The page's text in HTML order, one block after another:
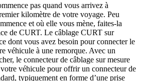
pas quand vous arrivez à
kilomètre de votre voyage. Peu
et où elle vous mène, faites-la
de CURT. Le câblage CURT sur
dont vous avez besoin pour connecter le
véhicule à une remorque. Avec un
le connecteur de câblage sur mesure
véhicule pour offrir un connecteur de
typiquement en forme d’une prise